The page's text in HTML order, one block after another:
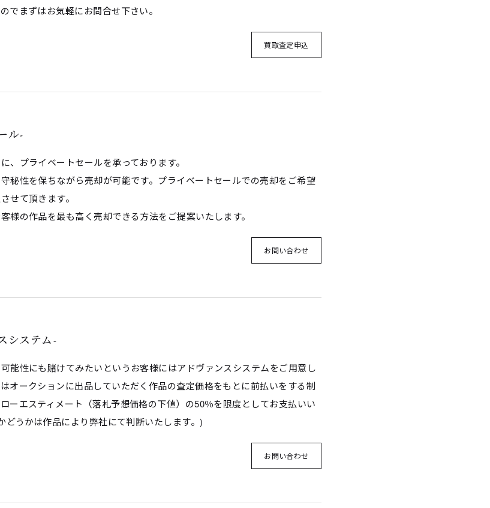
でまずはお気軽にお問合せ下さい。
買取査定申込
ル-
、プライベートセールを承っております。
秘性を保ちながら売却が可能です。プライベートセールでの売却をご希望
せて頂きます。
様の作品を最も高く売却できる方法をご提案いたします。
お問い合わせ
システム-
能性にも賭けてみたいというお客様にはアドヴァンスシステムをご用意し
オークションに出品していただく作品の査定価格をもとに前払いをする制
ーエスティメート（落札予想価格の下値）の50％を限度としてお支払いい
どうかは作品により弊社にて判断いたします。)
お問い合わせ